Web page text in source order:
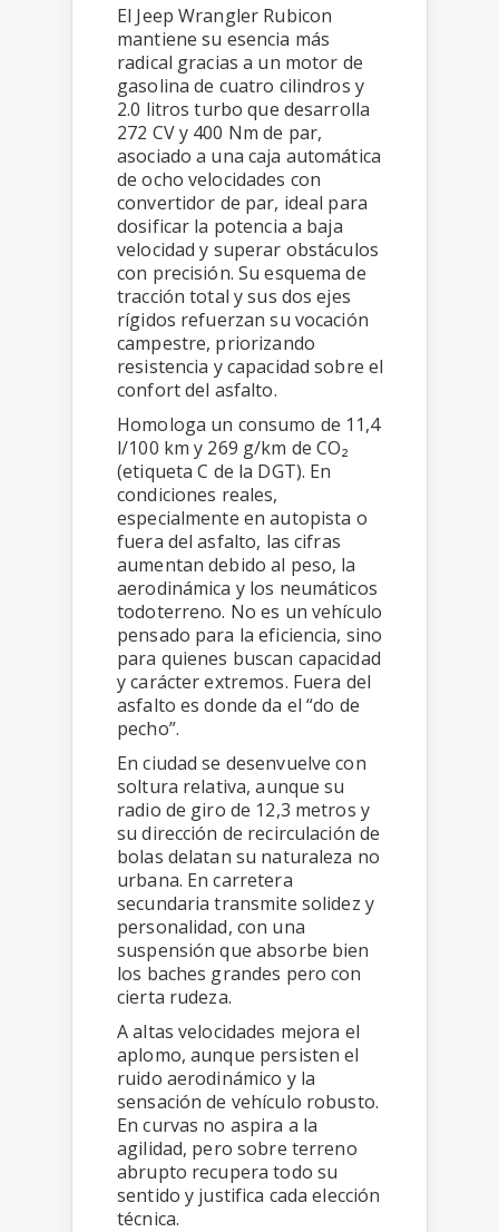
El Jeep Wrangler Rubicon
mantiene su esencia más
radical gracias a un motor de
gasolina de cuatro cilindros y
2.0 litros turbo que desarrolla
272 CV y 400 Nm de par,
asociado a una caja automática
de ocho velocidades con
convertidor de par, ideal para
dosificar la potencia a baja
velocidad y superar obstáculos
con precisión. Su esquema de
tracción total y sus dos ejes
rígidos refuerzan su vocación
campestre, priorizando
resistencia y capacidad sobre el
confort del asfalto.
Homologa un consumo de 11,4
l/100 km y 269 g/km de CO₂
(etiqueta C de la DGT). En
condiciones reales,
especialmente en autopista o
fuera del asfalto, las cifras
aumentan debido al peso, la
aerodinámica y los neumáticos
todoterreno. No es un vehículo
pensado para la eficiencia, sino
para quienes buscan capacidad
y carácter extremos. Fuera del
asfalto es donde da el “do de
pecho”.
En ciudad se desenvuelve con
soltura relativa, aunque su
radio de giro de 12,3 metros y
su dirección de recirculación de
bolas delatan su naturaleza no
urbana. En carretera
secundaria transmite solidez y
personalidad, con una
suspensión que absorbe bien
los baches grandes pero con
cierta rudeza.
A altas velocidades mejora el
aplomo, aunque persisten el
ruido aerodinámico y la
sensación de vehículo robusto.
En curvas no aspira a la
agilidad, pero sobre terreno
abrupto recupera todo su
sentido y justifica cada elección
técnica.